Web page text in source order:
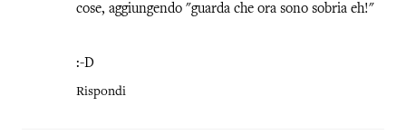
cose, aggiungendo "guarda che ora sono sobria eh!"
:-D
Rispondi